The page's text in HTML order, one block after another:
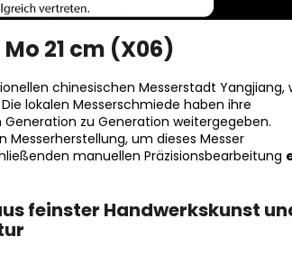
21 cm (X06)
chinesischen Messerstadt Yangjiang,
lokalen Messerschmiede haben ihre
zu Generation weitergegeben.
um dieses Messer
manuellen Präzisionsbearbeitung
feinster Handwerkskunst